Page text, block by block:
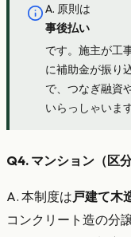
A. 原則は
事後払い
です。施主が工
に補助金が振り
で、つなぎ融資
いらっしゃいます
Q4. マンション（区
A. 本制度は 戸建て木
コンクリート造の分